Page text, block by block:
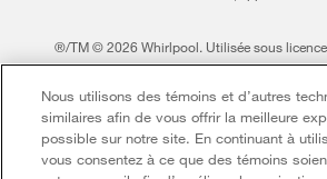
®/TM © 2026 Whirlpool. Utilisée sous
compagnies respect.
Ce marchand en ligne est situé au 200-6750,
(Ontario) L5N 0B7
Nous utilisons des témoins et d’autres
similaires afin de vous offrir la meilleure
possible sur notre site. En continuant à
vous consentez à ce que des témoins